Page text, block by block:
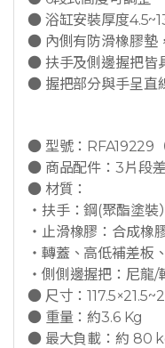
● 浴缸安裝厚度
● 內側有防滑橡膠墊
● 扶手及側邊握把皆
● 握把部分與手呈直
● 型號：RFA19229
● 商品配件：3片段
● 材質：
・扶手：鋼(聚酯塗
・止滑橡膠：合成橡
・轉蓋、高低補差板
・側側邊握把：尼龍/
● 尺寸：
● 重量：約3.6 Kg
● 最大負載：約 80